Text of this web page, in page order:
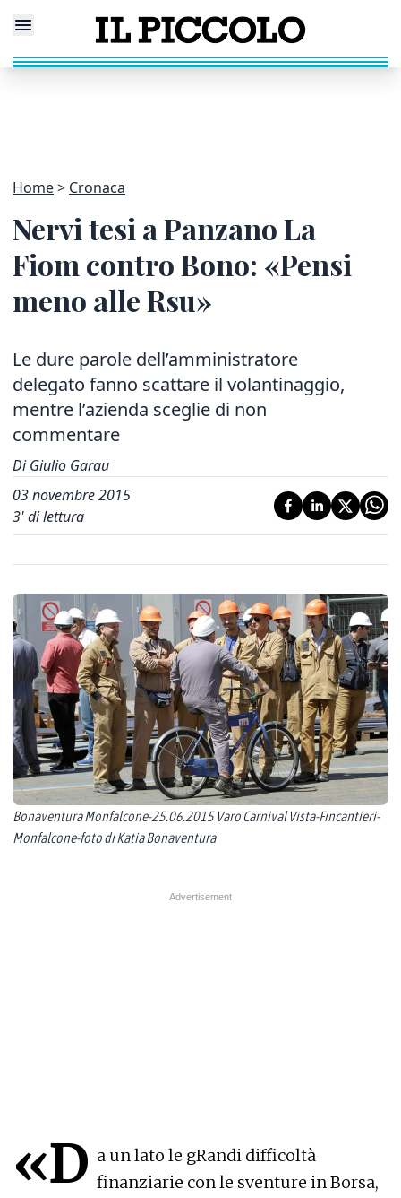
Home Cronaca
Nervi tesi a Panzano La
Fiom contro Bono: «Pensi
meno alle Rsu»
Le dure parole dell’amministratore
delegato fanno scattare il volantinaggio,
mentre l’azienda sceglie di non
commentare
Di Giulio Garau
03 novembre 2015
3' di lettura
Bonaventura Monfalcone-25.06.2015 Varo Carnival Vista-Fincantieri-
Monfalcone-foto di Katia Bonaventura
«D a un lato le gRandi difficoltà
finanziarie con le sventure in Borsa,